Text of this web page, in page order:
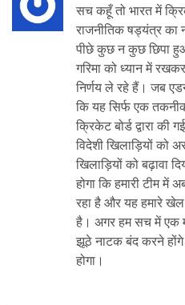
सच कहूँ तो भारत में
राजनीतिक षड्यंत्र का
पीछे कुछ न कुछ छिपा
गरिमा को ध्यान में
निर्णय ले रहे हैं। जब
कि यह सिर्फ एक
क्रिकेट बोर्ड द्वारा की
विदेशी खिलाड़ियों को
खिलाड़ियों को बढ़ावा
होगा कि हमारी टीम में
रहा है और यह हमारे खेल
है। अगर हम सच में एक
झूठे नाटक बंद करने
होगा।